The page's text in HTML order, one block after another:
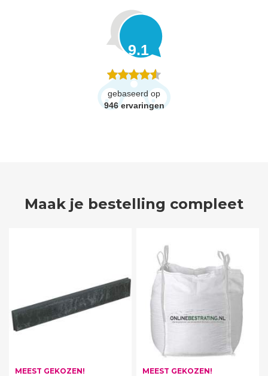
9.1
gebaseerd op
946 ervaringen
Maak je bestelling compleet
MEEST GEKOZEN! MEEST GEKOZEN!